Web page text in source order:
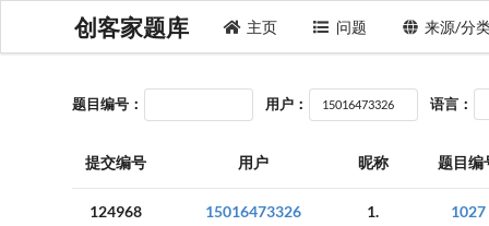
创客家题库 主页 问题 来源/分
题目编号： 用户： 语言：
提交编号 用户 昵称 题目编
124968 15016473326 1. 1027